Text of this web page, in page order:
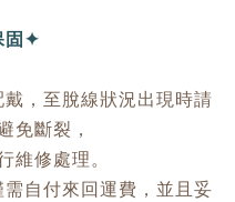
固✦
，至脫線狀況出現時請
免斷裂，
維修處理。
自付來回運費，並且妥